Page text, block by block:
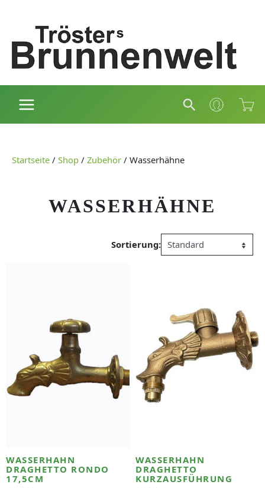
springen
Suchen
Startseite / Shop / Zubehör / Wasserhähne
WASSERHÄHNE
Sortierung:
WASSERHAHN
DRAGHETTO RONDO
17,5CM
WASSERHAHN
DRAGHETTO
KURZAUSFÜHRUNG